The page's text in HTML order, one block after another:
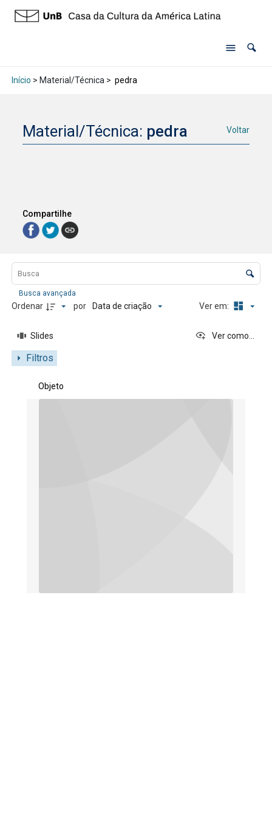
Início > Material/Técnica > pedra
Material/Técnica: pedra Voltar
Compartilhe
Lista de itens
Controle de ordenação e visualização
Filtros
Busca avançada
Ordenar por Data de criação Ver em:
Slides Ver como...
Resultados da lista de itens
Objeto